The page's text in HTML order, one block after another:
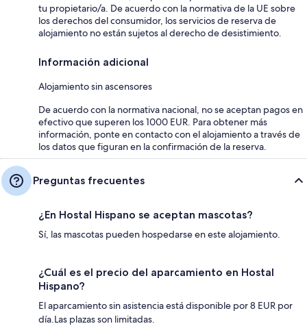
tu propietario/a. De acuerdo con la normativa de la UE sobre
los derechos del consumidor, los servicios de reserva de
alojamiento no están sujetos al derecho de desistimiento.
Información adicional
Alojamiento sin ascensores
De acuerdo con la normativa nacional, no se aceptan pagos en
efectivo que superen los 1000 EUR. Para obtener más
información, ponte en contacto con el alojamiento a través de
los datos que figuran en la confirmación de la reserva.
Preguntas frecuentes
¿En Hostal Hispano se aceptan mascotas?
Sí, las mascotas pueden hospedarse en este alojamiento.
¿Cuál es el precio del aparcamiento en Hostal
Hispano?
El aparcamiento sin asistencia está disponible por 8 EUR por
día.Las plazas son limitadas.